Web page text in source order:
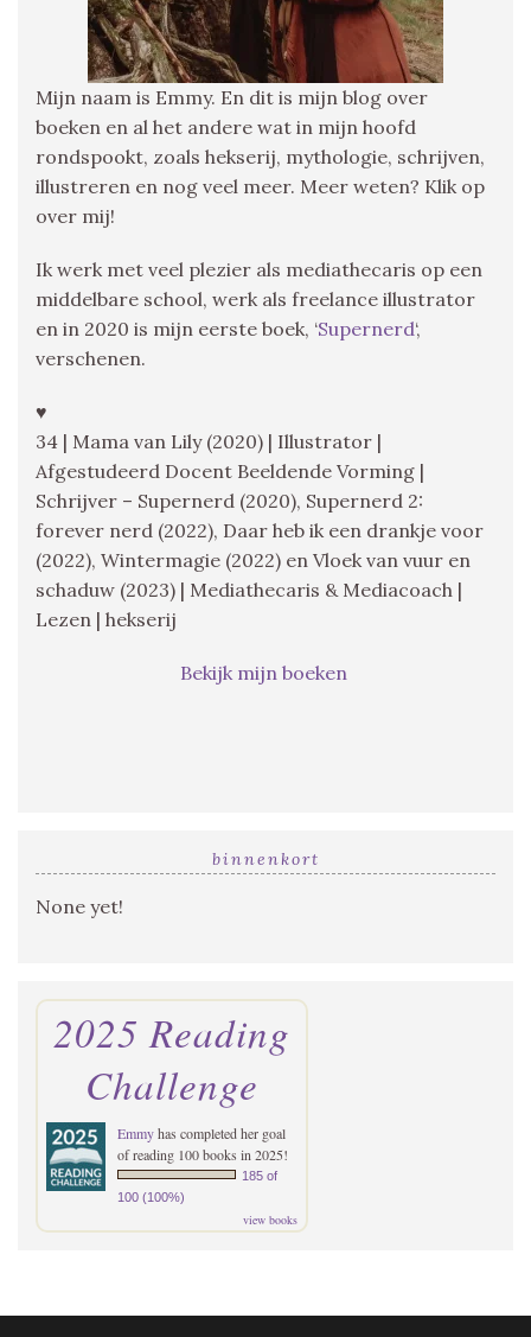
Mijn naam is Emmy. En dit is mijn blog over
boeken en al het andere wat in mijn hoofd
rondspookt, zoals hekserij, mythologie, schrijven,
illustreren en nog veel meer. Meer weten? Klik op
over mij!
Ik werk met veel plezier als mediathecaris op een
middelbare school, werk als freelance illustrator
en in 2020 is mijn eerste boek, ‘Supernerd‘,
verschenen.
♥
34 | Mama van Lily (2020) | Illustrator |
Afgestudeerd Docent Beeldende Vorming |
Schrijver – Supernerd (2020), Supernerd 2:
forever nerd (2022), Daar heb ik een drankje voor
(2022), Wintermagie (2022) en Vloek van vuur en
schaduw (2023) | Mediathecaris & Mediacoach |
Lezen | hekserij
Bekijk mijn boeken
binnenkort
None yet!
2025 Reading
Challenge
Emmyhas completed her goal
of reading 100 books in 2025!
185 of
100 (100%)
view books